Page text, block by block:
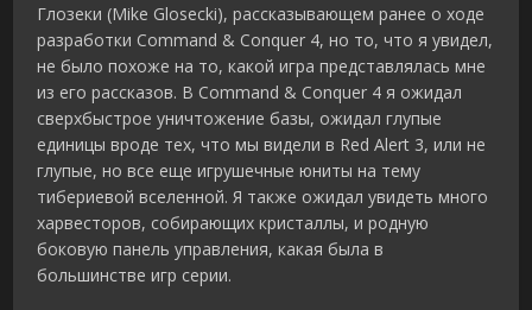
Глозеки (Mike Glosecki), рассказывающем ранее о ходе
разработки Command & Conquer 4, но то, что я увидел,
не было похоже на то, какой игра представлялась мне
из его рассказов. В Command & Conquer 4 я ожидал
сверхбыстрое уничтожение базы, ожидал глупые
единицы вроде тех, что мы видели в Red Alert 3, или не
глупые, но все еще игрушечные юниты на тему
тибериевой вселенной. Я также ожидал увидеть много
харвесторов, собирающих кристаллы, и родную
боковую панель управления, какая была в
большинстве игр серии.